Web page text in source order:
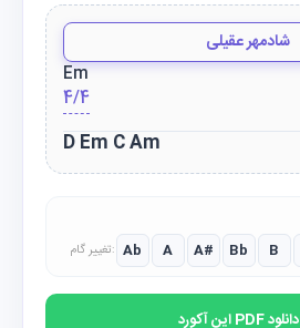
شادمهر عقیلی
Em
4/4
D Em C Am
تغییر گام: Ab A A# Bb B
دانلود PDF این آکورد